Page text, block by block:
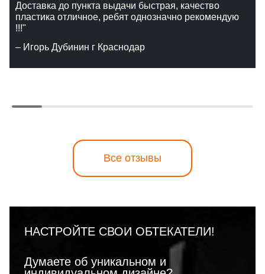
Доставка до пункта выдачи быстрая, качество
пластика отличное, ребят однозначно рекомендую
!!!"
– Игорь Дубинин г Краснодар
Все отзывы
НАСТРОЙТЕ СВОИ ОБТЕКАТЕЛИ!
Думаете об уникальном и